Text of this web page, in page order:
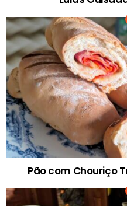
Pão com Chouriço